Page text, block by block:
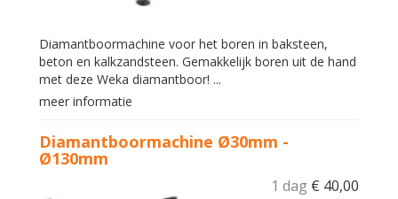
Diamantboormachine voor het boren in baksteen,
beton en kalkzandsteen. Gemakkelijk boren uit de hand
met deze Weka diamantboor! ...
meer informatie
Diamantboormachine Ø30mm -
Ø130mm
1 dag € 40,00